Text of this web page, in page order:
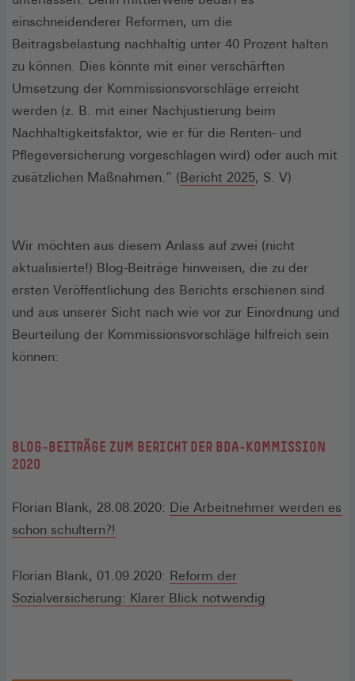
einschneidenderer Reformen, um die
Beitragsbelastung nachhaltig unter 40 Prozent halten
zu können. Dies könnte mit einer verschärften
Umsetzung der Kommissionsvorschläge erreicht
werden (z. B. mit einer Nachjustierung beim
Nachhaltigkeitsfaktor, wie er für die Renten- und
Pflegeversicherung vorgeschlagen wird) oder auch mit
zusätzlichen Maßnahmen.“ (Bericht 2025(Öffnet
neuen
Fenster)
, S. V)
Wir möchten aus diesem Anlass auf zwei (nicht
aktualisierte!) Blog-Beiträge hinweisen, die zu der
ersten Veröffentlichung des Berichts erschienen sind
und aus unserer Sicht nach wie vor zur Einordnung und
Beurteilung der Kommissionsvorschläge hilfreich sein
können:
BLOG-BEITRÄGE ZUM BERICHT DER BDA-KOMMISSION
2020
Florian Blank, 28.08.2020: Die Arbeitnehmer werden es
schon schultern?!
Florian Blank, 01.09.2020: Reform der
Sozialversicherung: Klarer Blick notwendig